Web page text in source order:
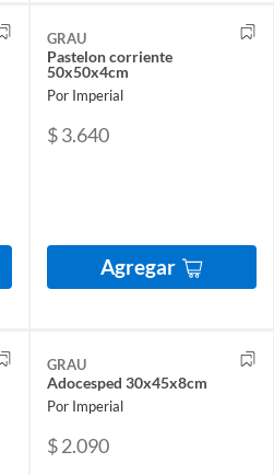
GRAU
Pastelon corriente
50x50x4cm
Por Imperial
$ 3.640
Agregar
GRAU
Adocesped 30x45x8cm
Por Imperial
$ 2.090